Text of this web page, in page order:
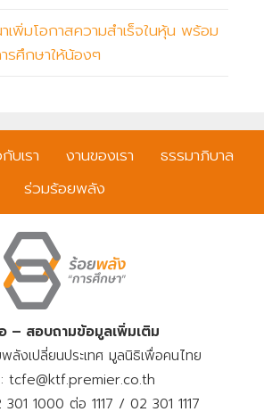
พิ่มโอกาสความสำเร็จในหุ้น พร้อม
รศึกษาให้น้องๆ
บเรา งานของเรา
ธรรมาภิบาล
ร่วมร้อยพลัง
– สอบถามข้อมูลเพิ่มเติม
ลังเปลี่ยนประเทศ มูลนิธิเพื่อคนไทย
: tcfe@ktf.premier.co.th
1000 ต่อ 1117 / 02 301 1117